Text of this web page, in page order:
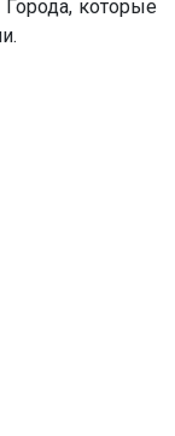
которые